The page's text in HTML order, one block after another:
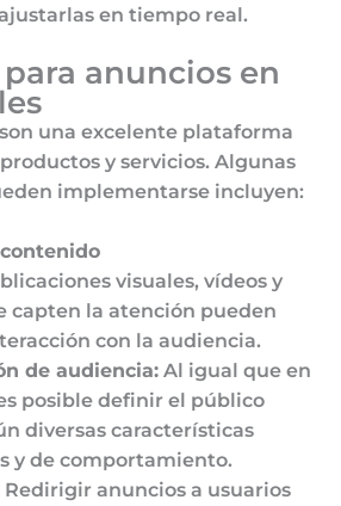
en tiempo real.
anuncios en
una excelente plataforma
y servicios. Algunas
implementarse incluyen:
visuales, vídeos y
capten la atención pueden
con la audiencia.
de audiencia:Al igual que en
posible definir el público
diversas características
y de comportamiento.
Redirigir anuncios a usuarios